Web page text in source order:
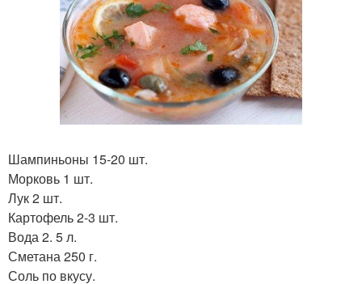
Шампиньоны 15-20 шт.
Морковь 1 шт.
Лук 2 шт.
Картофель 2-3 шт.
Вода 2. 5 л.
Сметана 250 г.
Соль по вкусу.